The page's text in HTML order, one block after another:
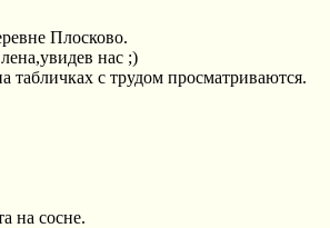
Плосково.
нас ;)
табличках с трудом просматриваются.
на сосне.